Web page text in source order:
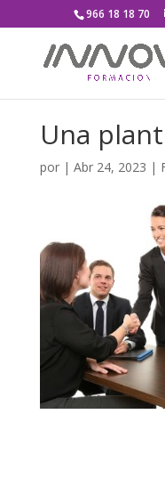
966 18 18 70
Una
por | Abr 24, 2023 |